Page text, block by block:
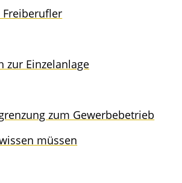
zur Einzelanlage
zum Gewerbebetrieb
müssen